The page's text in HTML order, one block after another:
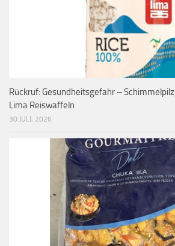
Rückruf: Gesundheitsgefahr –
Lima Reiswaffeln
30 JULI, 2026